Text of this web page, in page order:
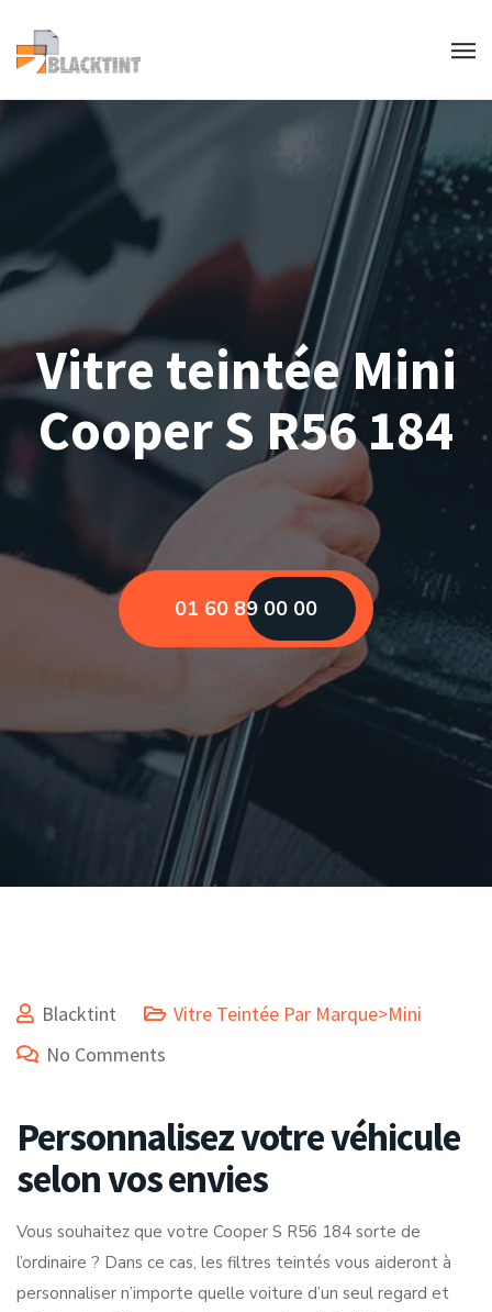
Vitre teintée Mini
Cooper S R56 184
01 60 89 00 00
Blacktint
Vitre Teintée Par Marque>Mini
No Comments
Personnalisez votre véhicule
selon vos envies
Vous souhaitez que votre Cooper S R56 184 sorte de
l’ordinaire ? Dans ce cas, les filtres teintés vous aideront à
personnaliser n’importe quelle voiture d’un seul regard et